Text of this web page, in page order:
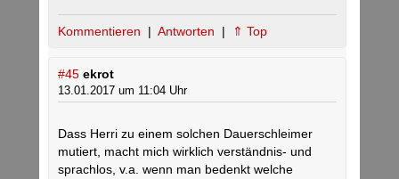
Kommentieren | Antworten | ⇑ Top
#45 ekrot
13.01.2017 um 11:04 Uhr
Dass Herri zu einem solchen Dauerschleimer
mutiert, macht mich wirklich verständnis- und
sprachlos, v.a. wenn man bedenkt welche